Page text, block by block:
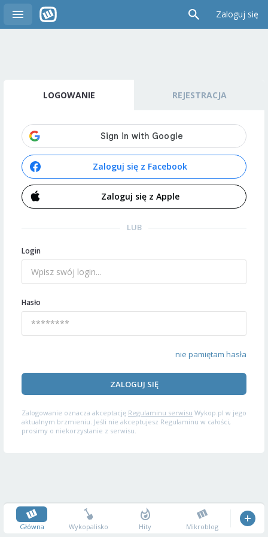
Zaloguj się
LOGOWANIE REJESTRACJA
Zaloguj się z Facebook
Zaloguj się z Apple
LUB
Login
Hasło
nie pamiętam hasła
ZALOGUJ SIĘ
Zalogowanie oznacza akceptację Regulaminu serwisu Wykop.pl w jego
aktualnym brzmieniu. Jeśli nie akceptujesz Regulaminu w całości,
prosimy o niekorzystanie z serwisu.
Główna Wykopalisko Hity Mikroblog